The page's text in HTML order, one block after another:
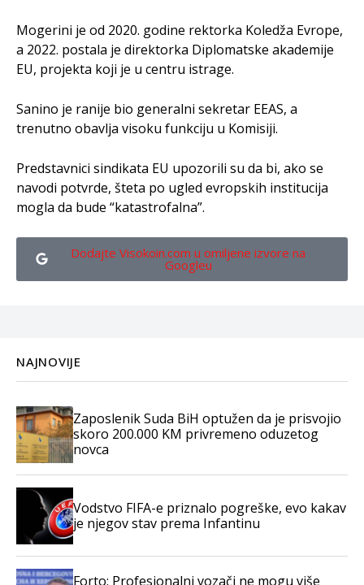
Mogerini je od 2020. godine rektorka Koledža Evrope,
a 2022. postala je direktorka Diplomatske akademije
EU, projekta koji je u centru istrage.
Sanino je ranije bio generalni sekretar EEAS, a
trenutno obavlja visoku funkciju u Komisiji.
Predstavnici sindikata EU upozorili su da bi, ako se
navodi potvrde, šteta po ugled evropskih institucija
mogla da bude “katastrofalna”.
Dodajte Visokoin.com u omiljene izvore na
Googleu
NAJNOVIJE
Zaposlenik Suda BiH optužen da je prisvojio
skoro 200.000 KM privremeno oduzetog
novca
Vodstvo FIFA-e priznalo pogreške, evo kakav
je njegov stav prema Infantinu
Forto: Profesionalni vozači ne mogu više